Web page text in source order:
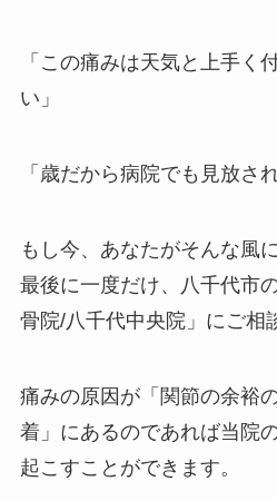
「この痛みは天気と上手く
い」
「歳だから病院でも見放さ
もし今、あなたがそんな風
最後に一度だけ、八千代市
骨院/八千代中央院」にご相
痛みの原因が「関節の余裕
着」にあるのであれば当院
起こすことができます。